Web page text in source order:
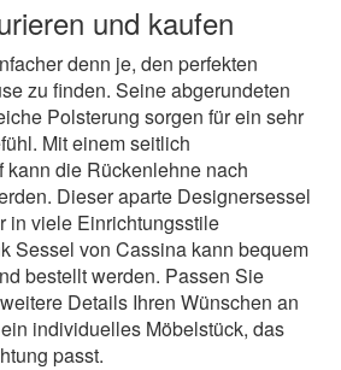
und kaufen
denn je, den perfekten
zu finden. Seine abgerundeten
Polsterung sorgen für ein sehr
Mit einem seitlich
kann die Rückenlehne nach
Dieser aparte Designersessel
in viele Einrichtungsstile
Sessel von Cassina kann bequem
bestellt werden. Passen Sie
Details Ihren Wünschen an
individuelles Möbelstück, das
passt.